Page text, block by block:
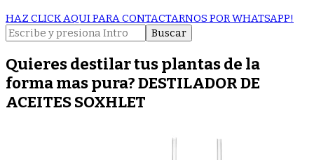
HAZ CLICK AQUI PARA CONTACTARNOS POR WHATSAPP!
Buscar:
Quieres destilar tus plantas de la
forma mas pura? DESTILADOR DE
ACEITES SOXHLET